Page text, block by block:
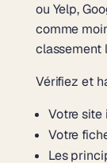
ou Yelp,
comme
classement
Vérifiez et
Votre site
Votre
Les